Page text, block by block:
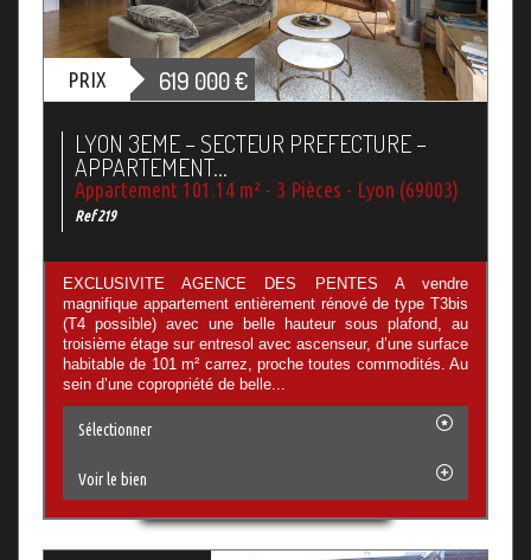
PRIX 619 000€
LYON 3EME – SECTEUR PREFECTURE –
APPARTEMENT...
Appartement 101.14 m² - 3 Pièces - Lyon (69003)
Ref 219
EXCLUSIVITE AGENCE DES PENTES A vendre
magnifique appartement entièrement rénové de type T3bis
(T4 possible) avec une belle hauteur sous plafond, au
troisième étage sur entresol avec ascenseur, d’une surface
habitable de 101 m² carrez, proche toutes commodités. Au
sein d’une copropriété de belle...
Sélectionner
Voir le bien